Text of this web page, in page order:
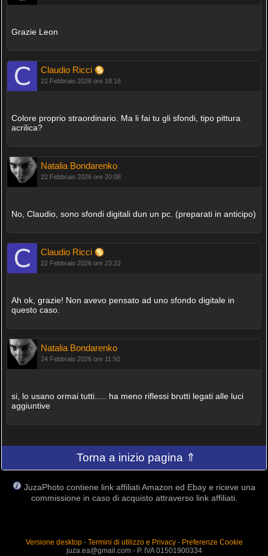
Grazie Leon
Claudio Ricci
22 Febbraio 2026 ore 18:16
Colore proprio straordinario. Ma li fai tu gli sfondi, tipo pittura
acrilica?
Natalia Bondarenko
22 Febbraio 2026 ore 20:08
No, Claudio, sono sfondi digitali dun un pc. (preparati in anticipo)
Claudio Ricci
22 Febbraio 2026 ore 23:22
Ah ok, grazie! Non avevo pensato ad uno sfondo digitale in
questo caso.
Natalia Bondarenko
24 Febbraio 2026 ore 11:50
si, lo usano ormai tutti..... ha meno riflessi brutti legati alle luci
aggiuntive
Torna a inizio pagina ⇑
JuzaPhoto contiene link affiliati Amazon ed Ebay e riceve una
commissione in caso di acquisto attraverso link affiliati.
Versione desktop- Termini di utilizzo e Privacy- Preferenze Cookie
juza.ea@gmail.com - P. IVA 01501900334